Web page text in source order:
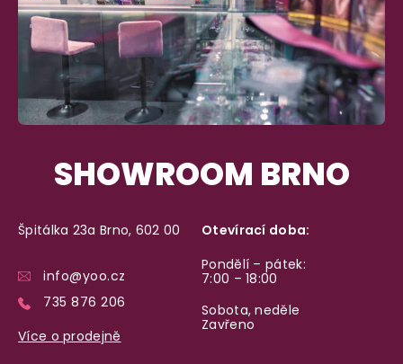
98% spokojenost
dle recenzí ověřených zakazníkůna Heuréce
100% diskrétní balení
vypadá balíček.
Dodání do 2. dne
Na rychlosti záleží! Vše důležité máme
a okamžitě odesíláme.
Garance vrácení peněz
SHOWROOM BRNO
Špitálka 23a Brno, 602 00
info@yoo.cz
735 876 206
Více o prodejně
Otevírací doba:
Pondělí – pátek:
7:00 – 18:00
Sobota, neděle
Zavřeno